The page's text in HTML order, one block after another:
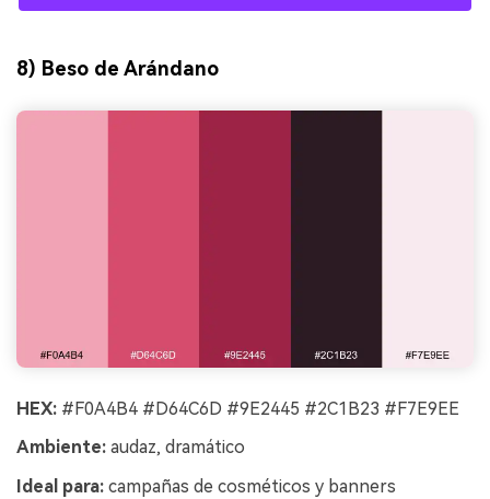
8) Beso de Arándano
HEX: #F0A4B4 #D64C6D #9E2445 #2C1B23 #F7E9EE
Ambiente: audaz, dramático
Ideal para: campañas de cosméticos y banners